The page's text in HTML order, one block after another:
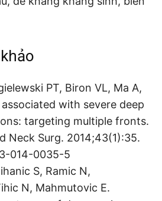
PT, Biron VL, Ma A,
with severe deep
targeting multiple fronts.
Neck Surg. 2014;43(1):35.
014-0035-5
S, Ramic N,
N, Mahmutovic E.